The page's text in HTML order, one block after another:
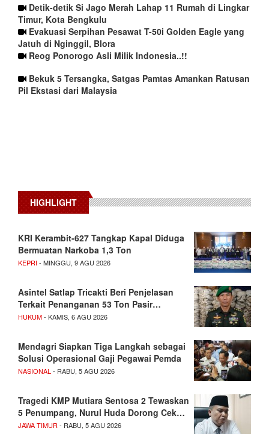
Detik-detik Si Jago Merah Lahap 11 Rumah di Lingkar
Timur, Kota Bengkulu
Evakuasi Serpihan Pesawat T-50i Golden Eagle yang
Jatuh di Nginggil, Blora
Reog Ponorogo Asli Milik Indonesia..!!
Bekuk 5 Tersangka, Satgas Pamtas Amankan Ratusan
Pil Ekstasi dari Malaysia
HIGHLIGHT
KRI Kerambit-627 Tangkap Kapal Diduga
Bermuatan Narkoba 1,3 Ton
KEPRI- MINGGU, 9 AGU 2026
Asintel Satlap Tricakti Beri Penjelasan
Terkait Penanganan 53 Ton Pasir…
HUKUM- KAMIS, 6 AGU 2026
Mendagri Siapkan Tiga Langkah sebagai
Solusi Operasional Gaji Pegawai Pemda
NASIONAL - RABU, 5 AGU 2026
Tragedi KMP Mutiara Sentosa 2 Tewaskan
5 Penumpang, Nurul Huda Dorong Cek…
JAWA TIMUR - RABU, 5 AGU 2026